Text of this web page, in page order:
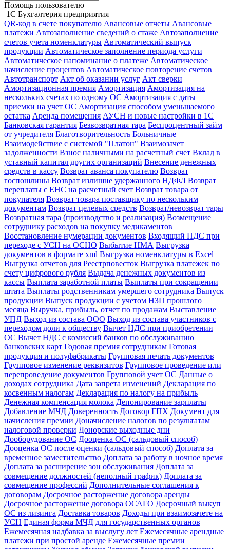
Помощь пользователю
1С Бухгалтерия предприятия
QR-код в счете покупателю Авансовые отчеты Авансовые
платежи Автозаполнение сведений о стаже Автозаполнение
счетов учета номенклатуры Автоматический выпуск
продукции Автоматическое заполнение периода услуги
Автоматическое напоминание о платеже Автоматическое
начисление процентов Автоматическое повторение счетов
Автотранспорт Акт об оказании услуг Акт сверки
Амортизационная премия Амортизация Амортизация на
нескольких счетах по одному ОС Амортизация с даты
приемки на учет ОС Амортизация способом уменьшаемого
остатка Аренда помещения АУСН и новые настройки в 1С
Банковская гарантия Безвозвратная тара Беспроцентный займ
от учредителя Благотворительность Больничные
Взаимодействие с системой "Платон" Взаимозачет
задолженности Взнос наличными на расчетный счет Вклад в
уставный капитал других организаций Внесение денежных
средств в кассу Возврат аванса покупателю Возврат
госпошлины Возврат излишне удержанного НДФЛ Возврат
переплаты с ЕНС на расчетный счет Возврат товара от
покупателя Возврат товара поставщику по нескольким
документам Возврат целевых средств Возврат/невозврат тары
Возвратная тара (производство и реализация) Возмещение
сотруднику расходов на покупку медикаментов
Восстановление нумерации документов Входящий НДС при
переходе с УСН на ОСНО Выбытие НМА Выгрузка
документов в формате xml Выгрузка номенклатуры в Excel
Выгрузка отчетов для Реестрповесток Выгрузка платежек по
счету цифрового рубля Выдача денежных документов из
кассы Выплата заработной платы Выплаты при сокращении
штата Выплаты родственникам умершего сотрудника Выпуск
продукции Выпуск продукции с учетом НЗП прошлого
месяца Выручка, прибыль, отчет по продажам Выставление
УПД Выход из состава ООО Выход из состава участников с
переходом доли к обществу Вычет НДС при приобретении
ОС Вычет НДС с комиссий банков по обслуживанию
банковских карт Годовая премия сотрудникам Готовая
продукция и полуфабрикаты Групповая печать документов
Групповое изменение реквизитов Групповое проведение или
перепроведение документов Групповой учет ОС Данные о
доходах сотрудника Дата запрета изменений Декларация по
косвенным налогам Декларация по налогу на прибыль
Денежная компенсация молока Депонирование зарплаты
Добавление МЧД Доверенность Договор ГПХ Документ для
начисления премии Доначисление налогов по результатам
налоговой проверки Донорские выходные дни
Дооборудование ОС Дооценка ОС (сальдовый способ)
Дооценка ОС после оценки (сальдовый способ) Доплата за
временное заместительство Доплата за работу в ночное время
Доплата за расширение зон обслуживания Доплата за
совмещение должностей (неполный график) Доплата за
совмещение профессий Дополнительные соглашения к
договорам Досрочное расторжение договора аренды
Досрочное расторжение договора ОСАГО Досрочный выкуп
ОС из лизинга Доставка товаров Доходы при взаимозачете на
УСН Единая форма МЧД для государственных органов
Ежемесячная надбавка за выслугу лет Ежемесячные арендные
платежи при простой аренде Ежемесячные премии